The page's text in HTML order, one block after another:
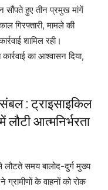
सौंपते हुए तीन प्रमुख मांगें
गिरफ्तारी, मामले की
शामिल रही।
का आश्वासन दिया,
: ट्राइसाइकिल
आत्मनिर्भरता
समय बालोद-दुर्ग मुख्य
ग्रामीणों के वाहनों को रोक